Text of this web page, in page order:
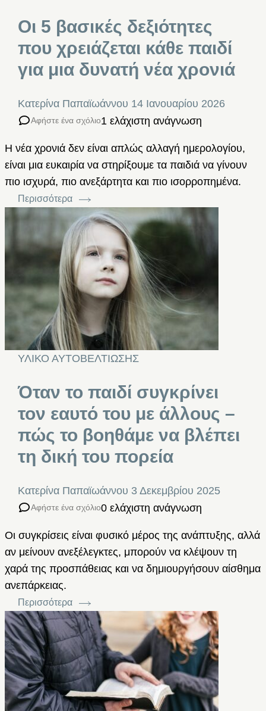
Οι 5 βασικές δεξιότητες
που χρειάζεται κάθε παιδί
για μια δυνατή νέα χρονιά
Κατερίνα Παπαϊωάννου 14 Ιανουαρίου 2026
Αφήστε ένα σχόλιο1 ελάχιστη ανάγνωση
Η νέα χρονιά δεν είναι απλώς αλλαγή ημερολογίου,
είναι μια ευκαιρία να στηρίξουμε τα παιδιά να γίνουν
πιο ισχυρά, πιο ανεξάρτητα και πιο ισορροπημένα.
Περισσότερα
ΥΛΙΚΟ ΑΥΤΟΒΕΛΤΙΩΣΗΣ
Όταν το παιδί συγκρίνει
τον εαυτό του με άλλους –
πώς το βοηθάμε να βλέπει
τη δική του πορεία
Κατερίνα Παπαϊωάννου 3 Δεκεμβρίου 2025
Αφήστε ένα σχόλιο0 ελάχιστη ανάγνωση
Οι συγκρίσεις είναι φυσικό μέρος της ανάπτυξης, αλλά
αν μείνουν ανεξέλεγκτες, μπορούν να κλέψουν τη
χαρά της προσπάθειας και να δημιουργήσουν αίσθημα
ανεπάρκειας.
Περισσότερα